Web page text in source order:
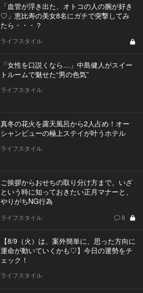
「血管が浮き出た、オトコの人の腕が好き
♡」恵比寿の美女8名にガチで突撃してみ
たら・・・？
ライフスタイル
「女性を口説くなら…」中島健人がスイー
トルームで魅せた“男の色気”
ライフスタイル
真冬の花火を露天風呂から2人占め！オー
シャンビューの極上ステイが叶うホテル
ライフスタイル
ご挨拶からおせちの取り分け方まで。いざ
という時に知っておきたい正月マナーと、
やりがちNG行為
ライフスタイル 8
【8/9（火）は、案外簡単に、思った方向に
運命が動いていくかも♡】今日の運勢をチ
ェック！
ライフスタイル